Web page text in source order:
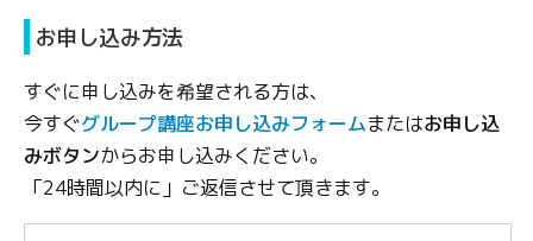
お申し込み方法
すぐに申し込みを希望される方は、
今すぐグループ講座お申し込みフォームまたはお申し込
みボタンからお申し込みください。
「24時間以内に」ご返信させて頂きます。